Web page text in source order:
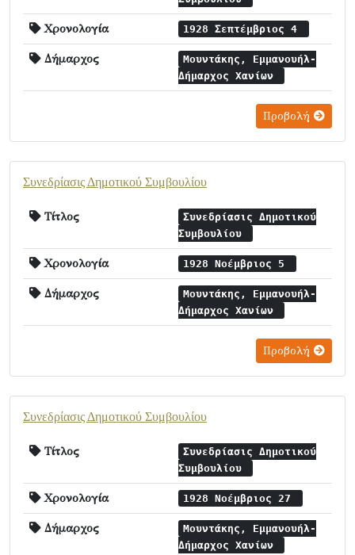
Χρονολογία 1928 Σεπτέμβριος 4
Δήμαρχος
Μουντάκης, Εμμανουήλ-
Δήμαρχος Χανίων
Προβολή
Συνεδρίασις Δημοτικού Συμβουλίου
Τίτλος
Συνεδρίασις Δημοτικού
Συμβουλίου
Χρονολογία 1928 Νοέμβριος 5
Δήμαρχος
Μουντάκης, Εμμανουήλ-
Δήμαρχος Χανίων
Προβολή
Συνεδρίασις Δημοτικού Συμβουλίου
Τίτλος
Συνεδρίασις Δημοτικού
Συμβουλίου
Χρονολογία 1928 Νοέμβριος 27
Δήμαρχος
Μουντάκης, Εμμανουήλ-
Δήμαρχος Χανίων